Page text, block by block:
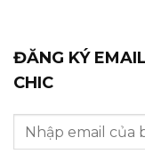
ĐĂNG KÝ
CHIC